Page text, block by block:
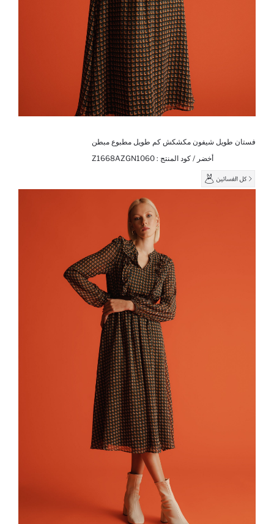
فستان طويل شيفون مكشكش كم طويل مطبوع مبطن
أخضر / كود المنتج : Z1668AZGN1060